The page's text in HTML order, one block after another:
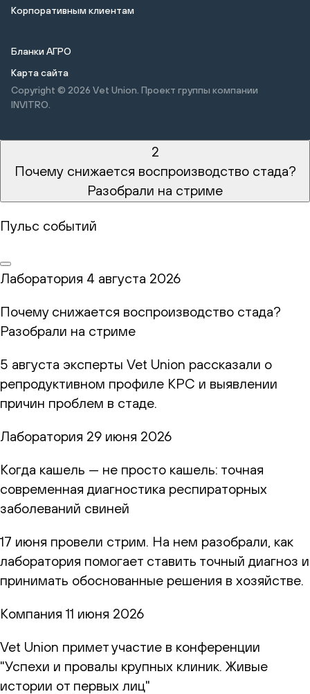
Корпоративным клиентам
Бланки АГРО
Карта сайта
Copyright © 2026 Vet Union. Проект группы компании
INVITRO.
2
Почему снижается воспроизводство стада?
Разобрали на стриме
Пульс событий
Лаборатория 4 августа 2026
Почему снижается воспроизводство стада?
Разобрали на стриме
5 августа эксперты Vet Union рассказали о
репродуктивном профиле КРС и выявлении
причин проблем в стаде.
Лаборатория 29 июня 2026
Когда кашель — не просто кашель: точная
современная диагностика респираторных
заболеваний свиней
17 июня провели стрим. На нем разобрали, как
лаборатория помогает ставить точный диагноз и
принимать обоснованные решения в хозяйстве.
Компания 11 июня 2026
Vet Union примет участие в конференции
"Успехи и провалы крупных клиник. Живые
истории от первых лиц"